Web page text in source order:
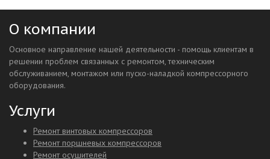
О компании
Основное направление нашей деятельности - помощь клиентам в
решении проблем связанных с ремонтом, техническим
обслуживанием, монтажом или пуско-наладкой компрессорного
оборудования.
Услуги
Ремонт винтовых компрессоров
Ремонт поршневых компрессоров
Ремонт осушителей